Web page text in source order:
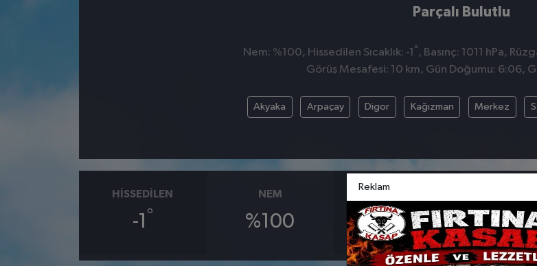
Parçalı Bulutlu
Nem: %100, Hissedilen Sıcaklık: -1 ° , Basınç: 1011 hPa,
Görüş Mesafesi: 10 km, Gün Doğumu: 6:06,
Akyaka Arpaçay Digor Kağızman Merkez
HISSEDILEN
-1 °
NEM
%100 1011hpa 10
Reklam